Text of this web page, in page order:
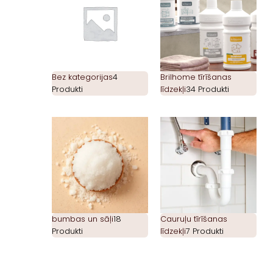
Bez kategorijas4
Produkti
Brilhome tīrīšanas
līdzekļi34 Produkti
bumbas un sāļi18
Produkti
Cauruļu tīrīšanas
līdzekļi7 Produkti